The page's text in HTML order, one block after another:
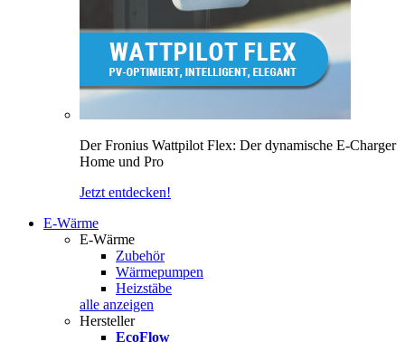
Der Fronius Wattpilot Flex: Der dynamische E-Charger
Home und Pro
Jetzt entdecken!
E-Wärme
E-Wärme
Zubehör
Wärmepumpen
Heizstäbe
alle anzeigen
Hersteller
EcoFlow